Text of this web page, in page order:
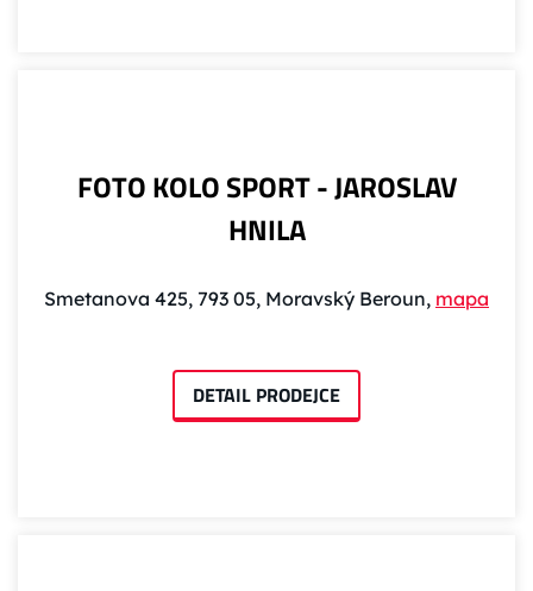
FOTO KOLO SPORT - JAROSLAV
HNILA
Smetanova 425, 793 05, Moravský Beroun, mapa
DETAIL PRODEJCE